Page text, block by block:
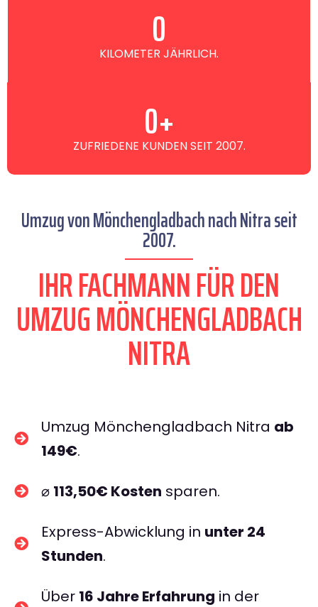
KILOMETER JÄHRLICH.
0
ZUFRIEDENE KUNDEN SEIT 2007.
0+
Umzug von Mönchengladbach nach Nitra seit
2007.
IHR FACHMANN FÜR DEN
UMZUG MÖNCHENGLADBACH
NITRA
Umzug Mönchengladbach Nitra ab
149€.
⌀ 113,50€ Kosten sparen.
Express-Abwicklung in unter 24
Stunden.
Über 16 Jahre Erfahrung in der